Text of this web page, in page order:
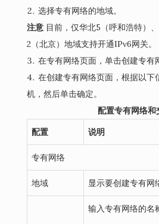
选择专有网络的地域。
注意 目前，仅华北5（呼和浩特）
2（北京）地域支持开通IPv6网关。
在专有网络页面，单击创建专有
在创建专有网络页面，根据以下
机，然后单击确定。
配置专有网络和
配置
说明
专有网络
地域 显示要创建专有网
输入专有网络的名